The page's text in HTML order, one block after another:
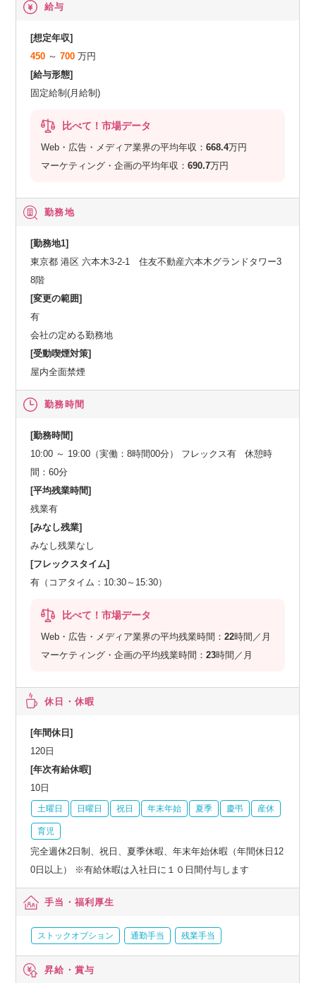
給与
[想定年収]
450 ～700 万円
[給与形態]
固定給制(月給制)
比べて！市場データ
Web・広告・メディア業界の平均年収：668.4万円
マーケティング・企画の平均年収：690.7万円
勤務地
[勤務地1]
東京都 港区 六本木3-2-1 住友不動産六本木グランドタワー3
8階
[変更の範囲]
有
会社の定める勤務地
[受動喫煙対策]
屋内全面禁煙
勤務時間
[勤務時間]
10:00 ～ 19:00（実働：8時間00分） フレックス有 休憩時
間：60分
[平均残業時間]
残業有
[みなし残業]
みなし残業なし
[フレックスタイム]
有（コアタイム：10:30～15:30）
比べて！市場データ
Web・広告・メディア業界の平均残業時間：22時間／月
マーケティング・企画の平均残業時間：23時間／月
休日・休暇
[年間休日]
120日
[年次有給休暇]
10日
土曜日 日曜日 祝日 年末年始 夏季 慶弔 産休
育児
完全週休2日制、祝日、夏季休暇、年末年始休暇（年間休日12
0日以上） ※有給休暇は入社日に１０日間付与します
手当・福利厚生
ストックオプション 通勤手当 残業手当
昇給・賞与